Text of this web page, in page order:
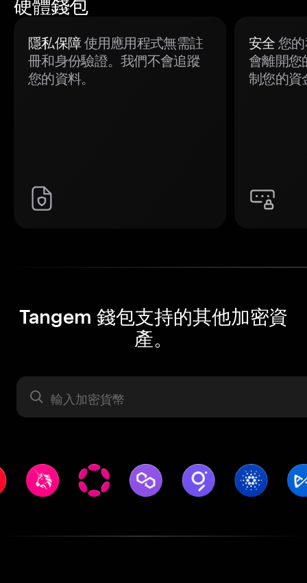
硬體錢包
隱私保障使用應用程式無需註
冊和身份驗證。我們不會追蹤
您的資料。
安全 您
會離開您
制您的資
Tangem 錢包支持的其他加密資
產。
資產